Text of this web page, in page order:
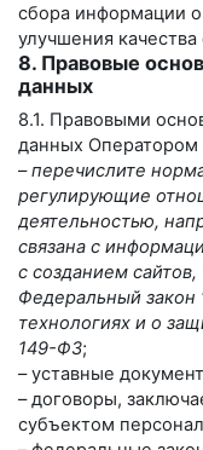
сбора информации о
улучшения
8. Правовые
данных
8.1. Правовыми
данных Оператором
–перечислите
регулирующие
деятельностью,
связана с
с созданием
Федеральный
технологиях и о
149-ФЗ;
– уставные
– договоры,
субъектом